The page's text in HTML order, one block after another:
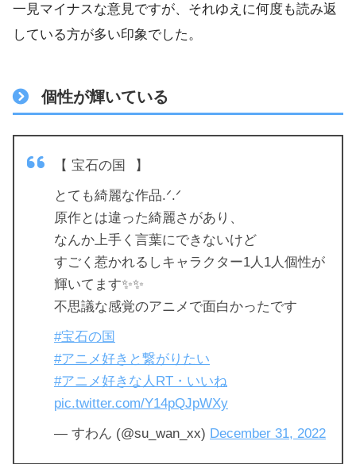
一見マイナスな意見ですが、それゆえに何度も読み返
している方が多い印象でした。
個性が輝いている
【 宝石の国⠀】
とても綺麗な作品.ᐟ.ᐟ
原作とは違った綺麗さがあり、
なんか上手く言葉にできないけど
すごく惹かれるしキャラクター1人1人個性が
輝いてます✨✨
不思議な感覚のアニメで面白かったです
#宝石の国
#アニメ好きと繋がりたい
#アニメ好きな人RT・いいね
pic.twitter.com/Y14pQJpWXy
— すわん (@su_wan_xx) December 31, 2022